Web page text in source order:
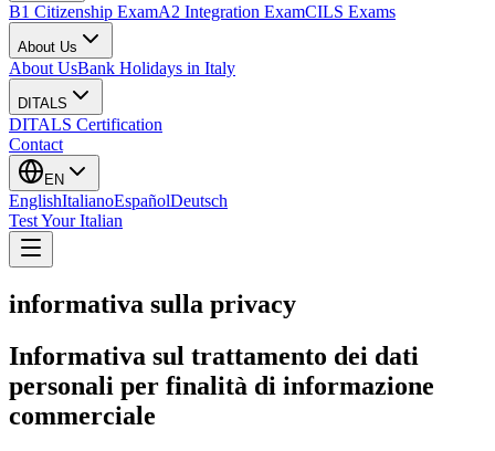
B1 Citizenship ExamA2 Integration ExamCILS Exams
About Us
About UsBank Holidays in Italy
DITALS
DITALS Certification
Contact
EN
EnglishItalianoEspañolDeutsch
Test Your Italian
informativa sulla privacy
Informativa sul trattamento dei dati
personali per finalità di informazione
commerciale